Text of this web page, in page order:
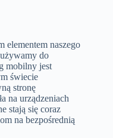
elementem naszego
do
mobilny jest
świecie
stronę
na urządzeniach
stają się coraz
na bezpośrednią